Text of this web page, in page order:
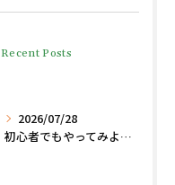
Recent Posts
2026/07/28
初心者でもやってみよう、格闘技でダイエット脂肪燃焼🔥